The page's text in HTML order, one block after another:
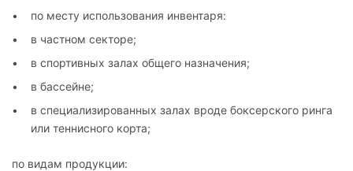
по месту использования инвентаря:
в частном секторе;
в спортивных залах общего назначения;
в бассейне;
в специализированных залах вроде боксерского ринга
или теннисного корта;
по видам продукции: